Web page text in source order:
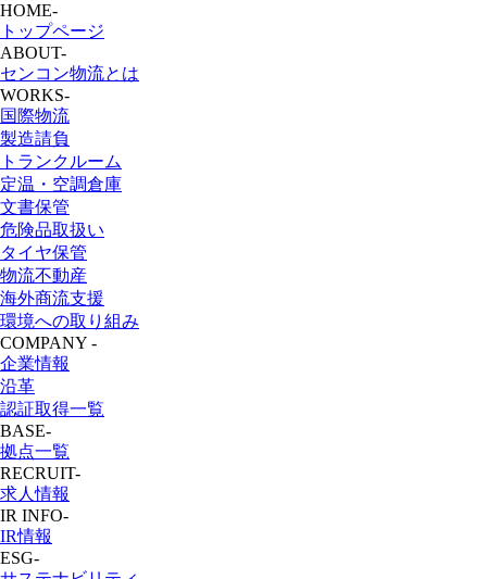
HOME-
トップページ
ABOUT-
センコン物流とは
WORKS-
国際物流
製造請負
トランクルーム
定温・空調倉庫
文書保管
危険品取扱い
タイヤ保管
物流不動産
海外商流支援
環境への取り組み
COMPANY -
企業情報
沿革
認証取得一覧
BASE-
拠点一覧
RECRUIT-
求人情報
IR INFO-
IR情報
ESG-